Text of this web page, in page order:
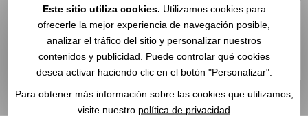
Vegea le permite copiar contenido en el sitio de vegea.com, solo
para fines no comerciales, dentro de su organización y como parte
de la compra exclusiva de productos de Vegea. Puede imprimir
una sola copia del contenido de este sitio para su uso personal,
con el único propósito de aprender, evaluar o adquirir los servicios
o productos de Vegea
Este sitio utiliza cookies. Utilizamos cookies para
ofrecerle la mejor experiencia de navegación posible,
analizar el tráfico del sitio y personalizar nuestros
contenidos y publicidad. Puede controlar qué cookies
desea activar haciendo clic en el botón "Personalizar".
Para obtener más información sobre las cookies que utilizamos,
visite nuestro política de privacidad